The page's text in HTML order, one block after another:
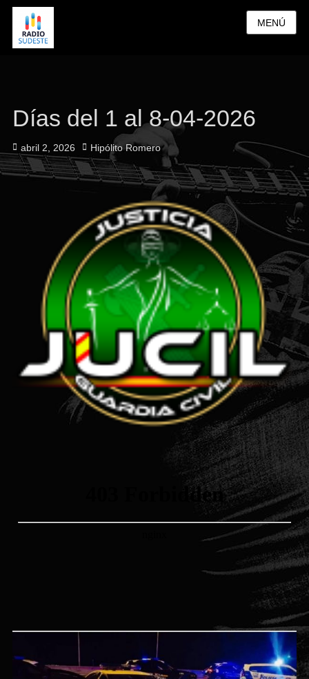
MENÚ
Días del 1 al 8-04-2026
Publicado
el
abril 2, 2026 Autor
Hipólito Romero